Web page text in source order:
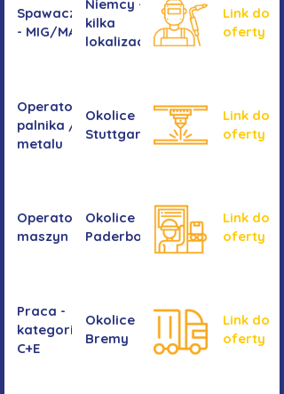
Spawacz/spawaczka
- MIG/MAG/TIG
Niemcy -
kilka
lokalizacji
Link do
oferty
Operator/operatorka
palnika / Cięcie
metalu
Okolice
Stuttgartu
Link do
oferty
Operator/operatorka
maszyn CNC
Okolice
Paderborn
Link do
oferty
Praca -
kategoria
C+E
Okolice
Bremy
Link do
oferty